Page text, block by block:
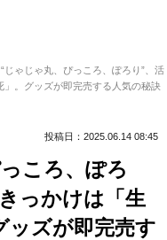
“じゃじゃ丸、ぴっころ、ぽろり”、活
。グッズが即完売する人気の秘訣
投稿日：2025.06.14 08:45
ころ、ぽろ
っかけは「生
ッズが即完売す